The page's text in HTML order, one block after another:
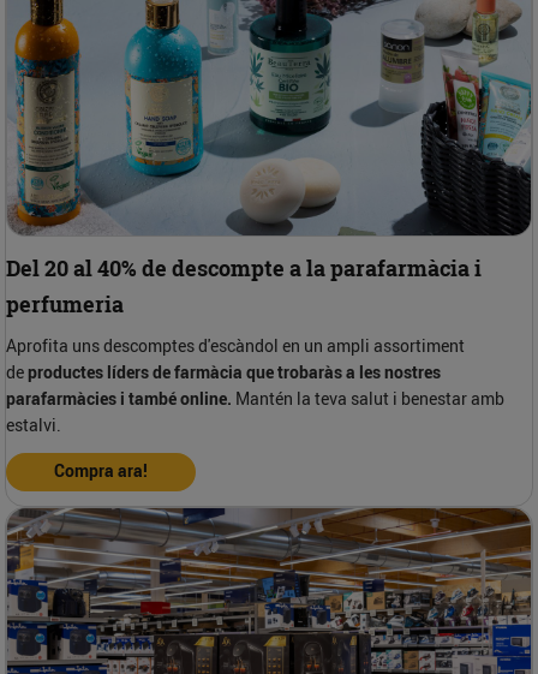
Del 20 al 40% de descompte a la parafarmàcia i
perfumeria
Aprofita uns descomptes d'escàndol en un ampli assortiment
deproductes líders de farmàcia que trobaràs a les nostres
parafarmàcies i també online. Mantén la teva salut i benestar amb
estalvi.
Compra ara!